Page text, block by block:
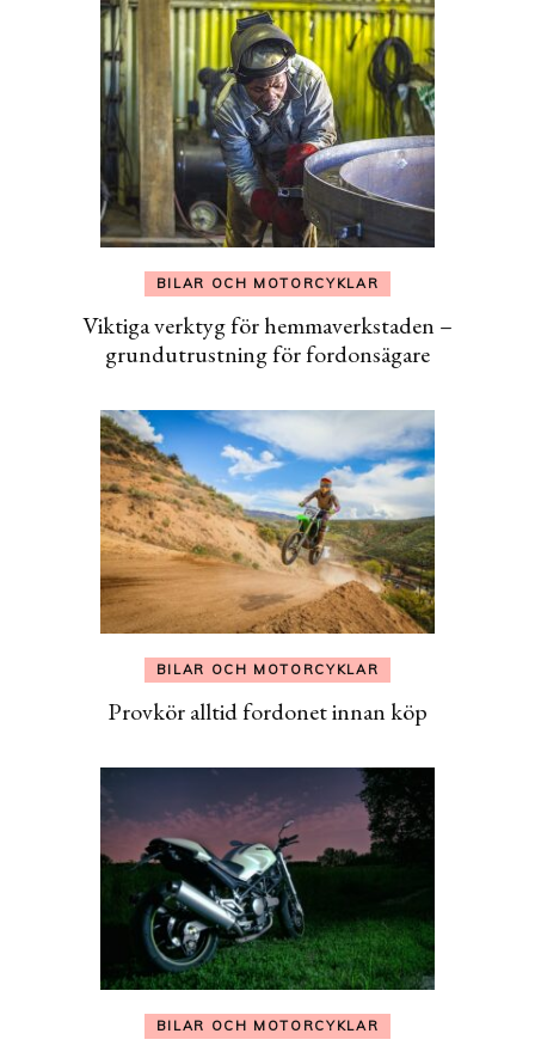
BILAR OCH MOTORCYKLAR
Viktiga verktyg för hemmaverkstaden –
grundutrustning för fordonsägare
BILAR OCH MOTORCYKLAR
Provkör alltid fordonet innan köp
BILAR OCH MOTORCYKLAR